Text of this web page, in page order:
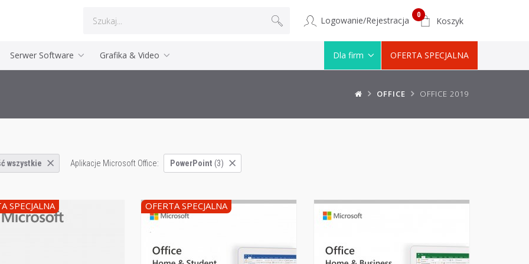
Logowanie/Rejestracja
0
Koszyk
Serwer Software Grafika & Video Dla firm OFERTA SPECJALNA
OFFICE OFFICE 2019
wszystkie Aplikacje Microsoft Office: PowerPoint (3)
SPECJALNA OFERTA SPECJALNA